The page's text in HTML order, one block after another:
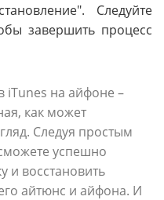
Следуйте
завершить процесс
iTunes на айфоне –
как может
Следуя простым
успешно
и восстановить
айтюнс и айфона. И